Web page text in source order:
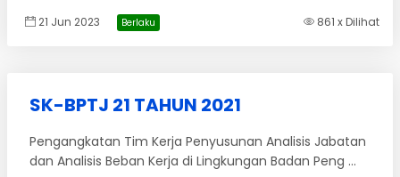
21 Jun 2023 Berlaku 861 x Dilihat
SK-BPTJ 21 TAHUN 2021
Pengangkatan Tim Kerja Penyusunan Analisis Jabatan
dan Analisis Beban Kerja di Lingkungan Badan Peng ...